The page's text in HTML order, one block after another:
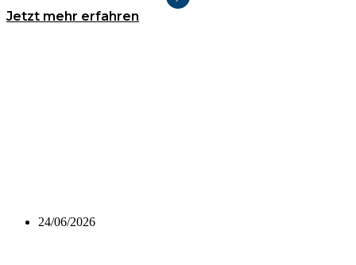
Jetzt mehr erfahren
24/06/2026